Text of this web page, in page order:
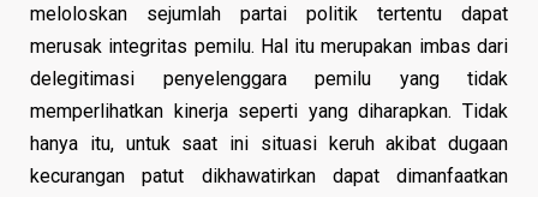
meloloskan sejumlah partai politik tertentu dapat
merusak integritas pemilu. Hal itu merupakan imbas dari
delegitimasi penyelenggara pemilu yang tidak
memperlihatkan kinerja seperti yang diharapkan. Tidak
hanya itu, untuk saat ini situasi keruh akibat dugaan
kecurangan patut dikhawatirkan dapat dimanfaatkan